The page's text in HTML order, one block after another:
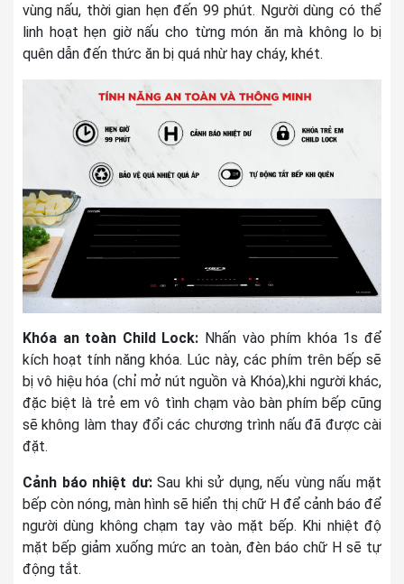
vùng nấu, thời gian hẹn đến 99 phút. Người dùng có thể
linh hoạt hẹn giờ nấu cho từng món ăn mà không lo bị
quên dẫn đến thức ăn bị quá nhừ hay cháy, khét.
Khóa an toàn Child Lock: Nhấn vào phím khóa 1s để
kích hoạt tính năng khóa. Lúc này, các phím trên bếp sẽ
bị vô hiệu hóa (chỉ mở nút nguồn và Khóa),khi người khác,
đặc biệt là trẻ em vô tình chạm vào bàn phím bếp cũng
sẽ không làm thay đổi các chương trình nấu đã được cài
đặt.
Cảnh báo nhiệt dư:Sau khi sử dụng, nếu vùng nấu mặt
bếp còn nóng, màn hình sẽ hiển thị chữ H để cảnh báo để
người dùng không chạm tay vào mặt bếp. Khi nhiệt độ
mặt bếp giảm xuống mức an toàn, đèn báo chữ H sẽ tự
động tắt.